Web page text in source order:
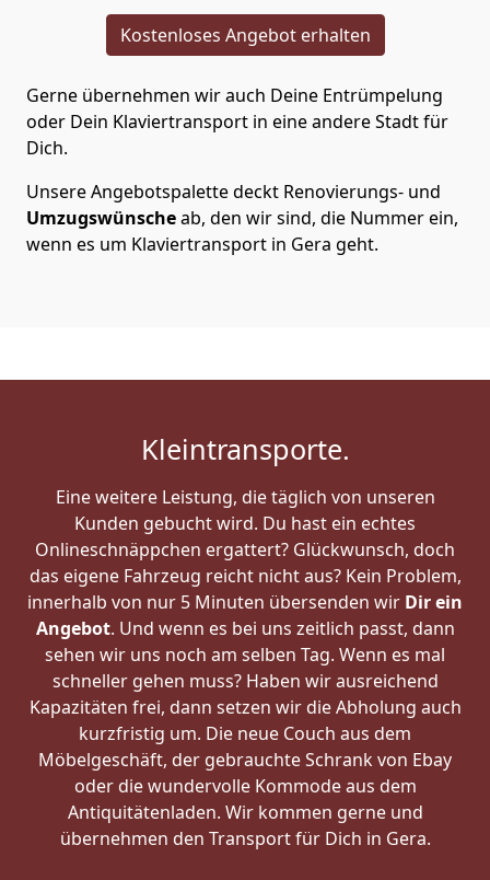
Kostenloses Angebot erhalten
Gerne übernehmen wir auch Deine Entrümpelung
oder Dein Klaviertransport in eine andere Stadt für
Dich.
Unsere Angebotspalette deckt Renovierungs- und
Umzugswünscheab, den wir sind, die Nummer ein,
wenn es um Klaviertransport in Gera geht.
Kleintransporte.
Eine weitere Leistung, die täglich von unseren
Kunden gebucht wird. Du hast ein echtes
Onlineschnäppchen ergattert? Glückwunsch, doch
das eigene Fahrzeug reicht nicht aus? Kein Problem,
innerhalb von nur 5 Minuten übersenden wir Dir ein
Angebot. Und wenn es bei uns zeitlich passt, dann
sehen wir uns noch am selben Tag. Wenn es mal
schneller gehen muss? Haben wir ausreichend
Kapazitäten frei, dann setzen wir die Abholung auch
kurzfristig um. Die neue Couch aus dem
Möbelgeschäft, der gebrauchte Schrank von Ebay
oder die wundervolle Kommode aus dem
Antiquitätenladen. Wir kommen gerne und
übernehmen den Transport für Dich in Gera.